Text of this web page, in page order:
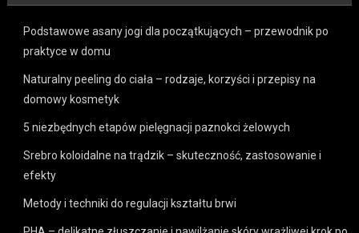
Podstawowe asany jogi dla początkujących – przewodnik po
praktyce w domu
Naturalny peeling do ciała – rodzaje, korzyści i przepisy na
domowy kosmetyk
5 niezbędnych etapów pielęgnacji paznokci żelowych
Srebro koloidalne na trądzik – skuteczność, zastosowanie i
efekty
Metody i techniki do regulacji kształtu brwi